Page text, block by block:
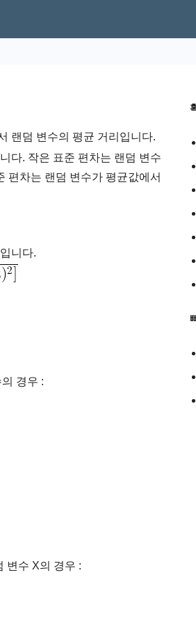
랜덤 변수의 평균 거리입니다.
다. 작은 표준 편차는 랜덤 변수
편차는 랜덤 변수가 평균값에서
니다.
경우 :
변수 X의 경우 :